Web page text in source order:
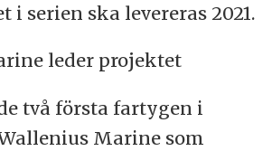
i serien ska levereras 2021.
leder projektet
två första fartygen i
Marine som